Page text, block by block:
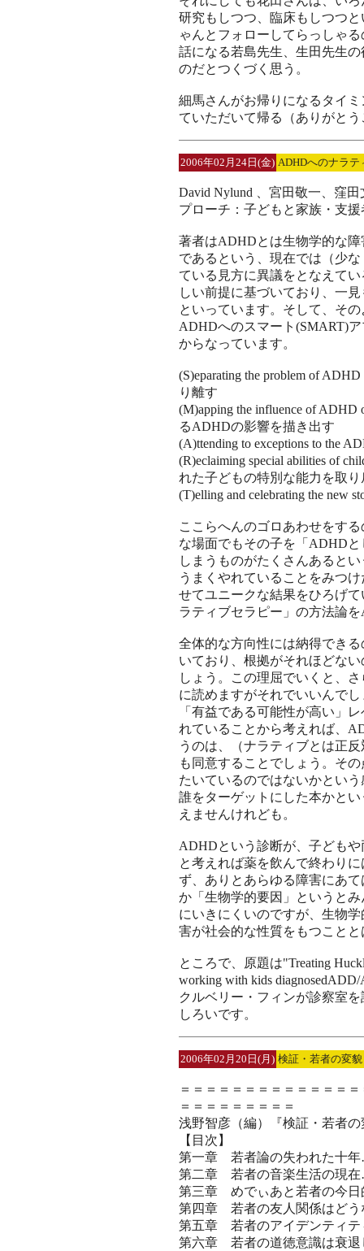
研究もしつつ、臨床もしつつ
ゃんとフォローしてらっしゃ
話になる若島先生、生田先生
のだとつくづく思う。
細馬さんがお帰りになるタイ
ていただいて帰る（ありがと
2006年02月24日(金) ADHDへのナラテ
David Nylund 、宮田敬一、窪
プローチ：子どもと家族・支
著者はADHDとは生物学的な
であるという、現在では（少
ている見方に異議をとなえて
しい前提に基づいており、一
といっています。そして、そ
ADHDへのスマート(SMART)
からなっています。
(S)eparating the problem of
り離す
(M)apping the influence of
るADHDの影響を描き出す
(A)ttending to exceptions to the
(R)eclaiming special abilities of
れた子どもの特別な能力を取り
(T)elling and celebrating the new
ここらへんのゴロあわせをす
な場面でもその子を「ADHD
しまうものがたくさんあると
うまくやれていることをみつ
せてユニークな結果をひろげ
ラティブセラピー」の方法論
全体的な方向性には納得でき
いており、根拠がそれほどな
しょう。この理屈でいくと、
に読めますがそれでいいんで
「有益である可能性が高い」
れていることから考えれば、
うのは、（ナラティブとは正
も同意することでしょう。そ
たいているのではないかとい
誰をターゲットにした本かと
えませんけれども。
ADHDという診断が、子ども
と考えれば薬を飲んで終わり
ず、ありとあらゆる障害にあ
か「生物学的要因」というと
にいきにくいのですが、生物
害が社会的な性質をもつこと
ところで、原題は"Treating
working with kids
クルベリー・フィンが診察室
しろいです。
2006年02月20日(月) 検証・若者の変
＝＝＝＝＝＝＝＝＝＝＝＝＝
＝＝＝＝＝＝＝＝＝
浅野智彦（編）『検証・若者
【目次】
第一章 若者論の失われ
第二章 若者の音楽生活
第三章 めでぃあと若者の今
第四章 若者の友人関係はど
第五章 若者のアイデンティ
第六章 若者の道徳意識は